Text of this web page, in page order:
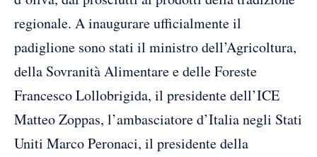
regionale. A inaugurare ufficialmente il
padiglione sono stati il ministro dell’Agricoltura,
della Sovranità Alimentare e delle Foreste
Francesco Lollobrigida, il presidente dell’ICE
Matteo Zoppas, l’ambasciatore d’Italia negli Stati
Uniti Marco Peronaci, il presidente della